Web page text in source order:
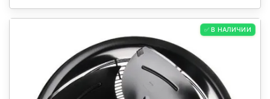
✅ В НАЛИЧИИ